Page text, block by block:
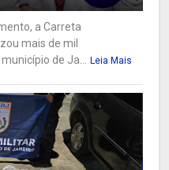
a Carreta
mais de mil
de Ja... Leia Mais